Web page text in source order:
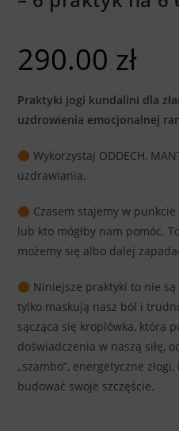
290.00 zł
Praktyki jogi kundalini dla
uzdrowienia emocjonalnej
Wykorzystaj ODDECH,
uzdrawiania.
Czasem stajemy w
lub kto mógłby nam pomóc.
możemy się albo dalej
Niniejsze praktyki to nie
tylko maskują nasz ból i
sącząca się kroplówka, która
doświadczenia w naszą siłę,
„szambo”, energetyczne
budować swoje szczęście.